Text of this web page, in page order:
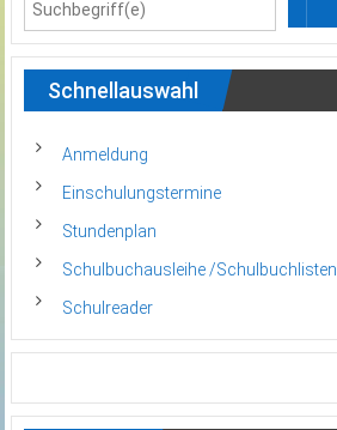
Schnellauswahl
Anmeldung
Einschulungstermine
Stundenplan
Schulbuchausleihe /Schulbuchlisten
Schulreader